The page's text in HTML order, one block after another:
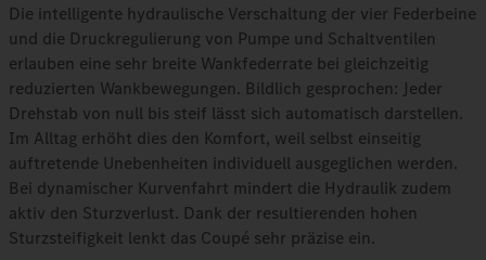
Die intelligente hydraulische Verschaltung der vier Federbeine
und die Druckregulierung von Pumpe und Schaltventilen
erlauben eine sehr breite Wankfederrate bei gleichzeitig
reduzierten Wankbewegungen. Bildlich gesprochen: Jeder
Drehstab von null bis steif lässt sich automatisch darstellen.
Im Alltag erhöht dies den Komfort, weil selbst einseitig
auftretende Unebenheiten individuell ausgeglichen werden.
Bei dynamischer Kurvenfahrt mindert die Hydraulik zudem
aktiv den Sturzverlust. Dank der resultierenden hohen
Sturzsteifigkeit lenkt das Coupé sehr präzise ein.